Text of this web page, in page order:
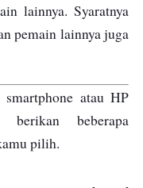
lainnya. Syaratnya
pemain lainnya juga
atau HP
beberapa
pilih.